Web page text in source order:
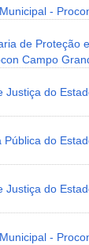
-
de Proteção
Campo
Justiça do
Pública do
Justiça do
-